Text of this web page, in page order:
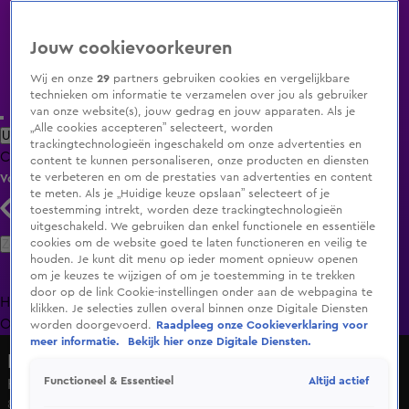
Uitzending Gemist Populaire programma's Zenders Genres
ClipsFilmsRadioSmart TV inlogShop
Volg KIJK
Zoeken
HomeUitzending Gemist Programma's De Bondgenoten
OranjezomerLivestreamsShop
Hondje vermist na eenzijdig ongeval in Arnhem
8 juni 2025, 21:17
Jouw cookievoorkeuren
Wij en onze29 partners gebruiken cookies en vergelijkbare
technieken om informatie te verzamelen over jou als gebruiker
van onze website(s), jouw gedrag en jouw apparaten. Als je
„Alle cookies accepteren” selecteert, worden
trackingtechnologieën ingeschakeld om onze advertenties en
content te kunnen personaliseren, onze producten en diensten
te verbeteren en om de prestaties van advertenties en content
te meten. Als je „Huidige keuze opslaan” selecteert of je
toestemming intrekt, worden deze trackingtechnologieën
uitgeschakeld. We gebruiken dan enkel functionele en essentiële
cookies om de website goed te laten functioneren en veilig te
houden. Je kunt dit menu op ieder moment opnieuw openen
om je keuzes te wijzigen of om je toestemming in te trekken
door op de link Cookie-instellingen onder aan de webpagina te
klikken. Je selecties zullen overal binnen onze Digitale Diensten
worden doorgevoerd.
Raadpleeg onze Cookieverklaring voor
meer informatie.
Bekijk hier onze Digitale Diensten.
Functioneel & Essentieel Altijd actief